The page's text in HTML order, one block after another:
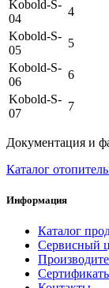
Kobold-S-
04
4
Kobold-S-
05
5
Kobold-S-
06
6
Kobold-S-
07
7
Документация и
Каталог
Информация
Каталог
Сервисный